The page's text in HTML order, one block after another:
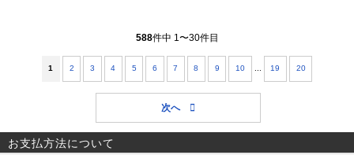
588件中 1〜30件目
1 2 3 4 5 6 7 8 9 10 ... 19 20
お支払方法について